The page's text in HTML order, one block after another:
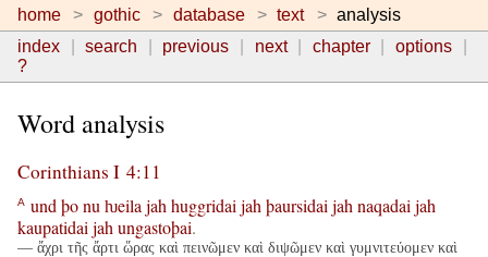
home gothic database text
analysis
index
search previous next chapter
options
?
Word analysis
Corinthians I 4:11
A und þonu ƕeila jah huggridai jah þaursidai jah naqadai jah
kaupatidai jah ungastoþai.
— ἄχρι τῆς ἄρτι ὥρας καὶ πεινῶμεν καὶ διψῶμεν καὶ γυμνιτεύομεν καὶ